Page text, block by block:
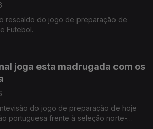
rescaldo do jogo de preparação de
Futebol.
joga esta madrugada com os
do jogo de preparação de hoje
portuguesa frente à seleção norte-